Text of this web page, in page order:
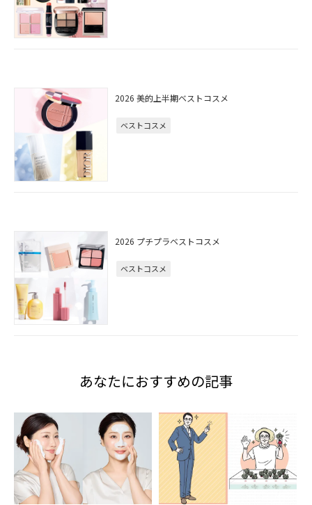
2026 美的上半期ベストコスメ
ベストコスメ
2026 プチプラベストコスメ
ベストコスメ
あなたにおすすめの記事